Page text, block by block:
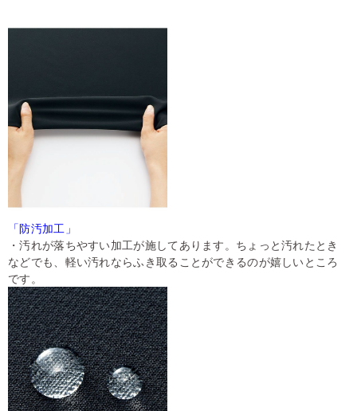
「防汚加工」
・汚れが落ちやすい加工が施してあります。ちょっと汚れたとき
などでも、軽い汚れならふき取ることができるのが嬉しいところ
です。